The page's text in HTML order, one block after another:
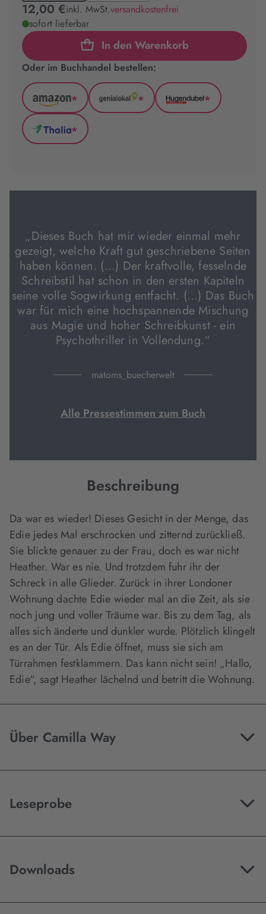
12,00 €inkl. MwSt.versandkostenfrei
sofort lieferbar
In den Warenkorb
Oder im Buchhandel bestellen:
Amazon
(wird
in
neuem
*
GenialLokal
*
Hugendubel
*
Thalia
Tab
*
„Dieses Buch hat mir wieder einmal mehr
gezeigt, welche Kraft gut geschriebene Seiten
haben können. (...) Der kraftvolle, fesselnde
Schreibstil hat schon in den ersten Kapiteln
seine volle Sogwirkung entfacht. (...) Das Buch
war für mich eine hochspannende Mischung
aus Magie und hoher Schreibkunst - ein
Psychothriller in Vollendung.“
matoms_buecherwelt
Alle Pressestimmen zum Buch
Beschreibung
Da war es wieder! Dieses Gesicht in der Menge, das
Edie jedes Mal erschrocken und zitternd zurückließ.
Sie blickte genauer zu der Frau, doch es war nicht
Heather. War es nie. Und trotzdem fuhr ihr der
Schreck in alle Glieder. Zurück in ihrer Londoner
Wohnung dachte Edie wieder mal an die Zeit, als sie
noch jung und voller Träume war. Bis zu dem Tag, als
alles sich änderte und dunkler wurde. Plötzlich klingelt
es an der Tür. Als Edie öffnet, muss sie sich am
Türrahmen festklammern. Das kann nicht sein! „Hallo,
Edie“, sagt Heather lächelnd und betritt die Wohnung.
Über Camilla Way
Leseprobe
Downloads